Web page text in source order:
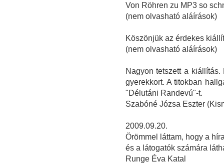
Von Röhren zu MP3 so
(nem olvasható aláírások)
Köszönjük az érdekes
(nem olvasható aláírások)
Nagyon tetszett a
gyerekkort. A titokban
"Délutáni Randevú"-t.
Szabóné Józsa Eszter
2009.09.20.
Örömmel láttam, hogy a
és a látogatók számára
Runge Éva Katal